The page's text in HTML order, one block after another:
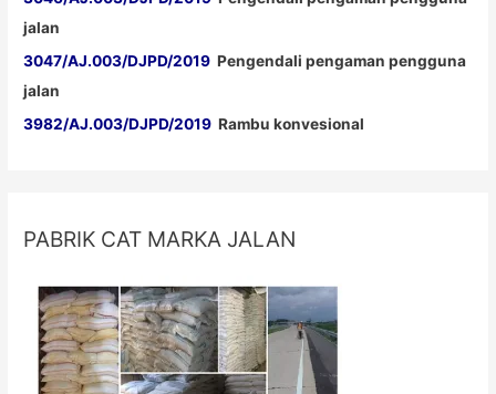
jalan
3047/AJ.003/DJPD/2019 Pengendali pengaman pengguna
jalan
3982/AJ.003/DJPD/2019 Rambu konvesional
PABRIK CAT MARKA JALAN